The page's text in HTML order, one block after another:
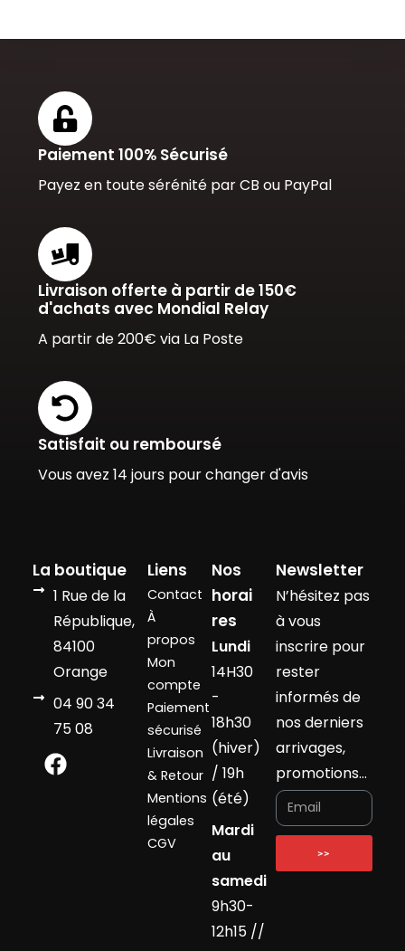
Paiement 100% Sécurisé
Payez en toute sérénité par CB ou PayPal
Livraison offerte à partir de 150€
d'achats avec Mondial Relay
A partir de 200€ via La Poste
Satisfait ou remboursé
Vous avez 14 jours pour changer d'avis
La boutique
1 Rue de la
République,
84100
Orange
04 90 34
75 08
Liens
Contact
À
propos
Mon
compte
Paiement
sécurisé
Livraison
& Retour
Mentions
légales
CGV
Nos
horai
res
Lundi
14H30
-
18h30
(hiver)
/ 19h
(été)
Mardi
au
samedi
9h30-
12h15 //
Newsletter
N’hésitez pas
à vous
inscrire pour
rester
informés de
nos derniers
arrivages,
promotions…
>>